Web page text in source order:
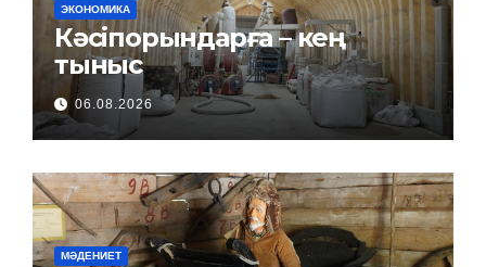
ЭКОНОМИКА
Кәсіпорындарға – кең
тыныс
06.08.2026
МӘДЕНИЕТ